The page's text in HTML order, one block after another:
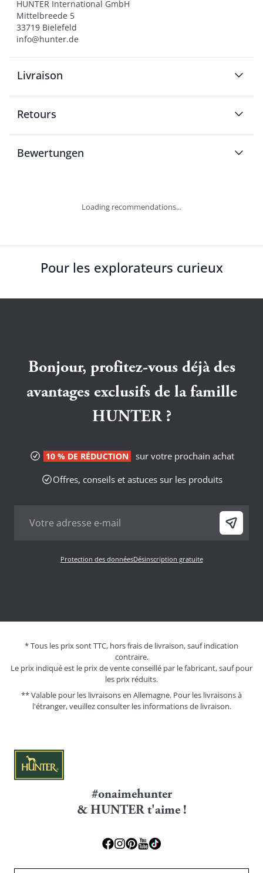
HUNTER International GmbH
Mittelbreede 5
33719 Bielefeld
info@hunter.de
Livraison
Retours
Bewertungen
Loading recommendations...
Pour les explorateurs curieux
Bonjour, profitez-vous déjà des
avantages exclusifs de la famille
HUNTER ?
10 % DE RÉDUCTION
sur votre prochain achat
Offres, conseils et astuces sur les produits
Protection des donnéesDésinscription gratuite
* Tous les prix sont TTC, hors frais de livraison, sauf indication
contraire.
Le prix indiqué est le prix de vente conseillé par le fabricant, sauf pour
les prix réduits.
** Valable pour les livraisons en Allemagne. Pour les livraisons à
l'étranger, veuillez consulter les informations de livraison.
#onaimehunter
& HUNTER t'aime !